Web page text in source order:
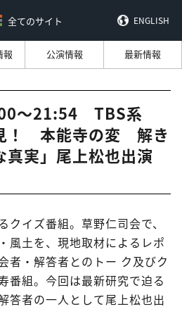
全てのサイト ENGLISH
報 公演情報 最新情報
～21:54 TBS系
！ 本能寺の変 解き
真実」尾上松也出演
イズ番組。草野仁司会で、
風土を、現地取材によるレポ
者・解答者とのトー ク及びク
番組。今回は最新研究で迫る
答者の一人として尾上松也出